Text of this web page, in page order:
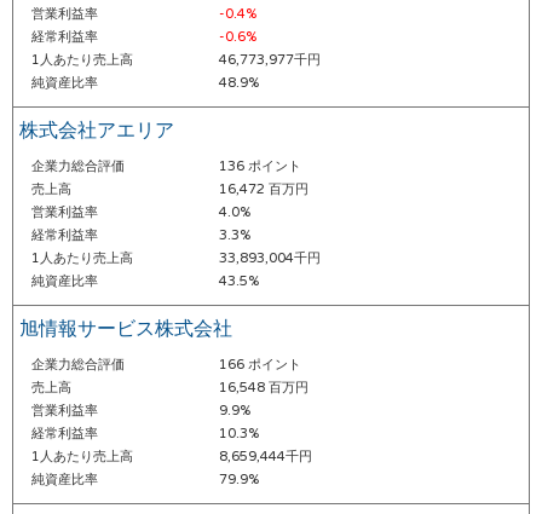
営業利益率
-0.4%
経常利益率
-0.6%
1人あたり売上高
46,773,977千円
純資産比率
48.9%
株式会社アエリア
企業力総合評価
136 ポイント
売上高
16,472 百万円
営業利益率
4.0%
経常利益率
3.3%
1人あたり売上高
33,893,004千円
純資産比率
43.5%
旭情報サービス株式会社
企業力総合評価
166 ポイント
売上高
16,548 百万円
営業利益率
9.9%
経常利益率
10.3%
1人あたり売上高
8,659,444千円
純資産比率
79.9%